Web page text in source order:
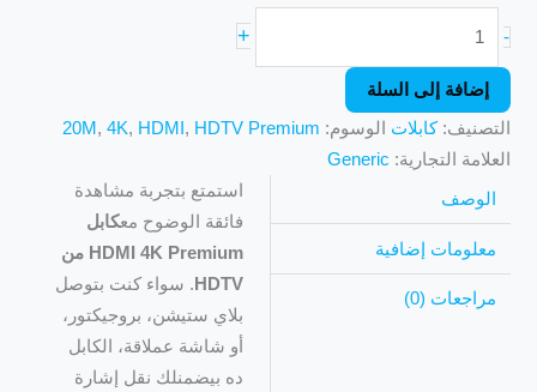
-
+
إضافة إلى السلة
التصنيف:كابلات الوسوم: 20M , 4K, HDMI , HDTV Premium
العلامة التجارية: Generic
الوصف
معلومات إضافية
مراجعات (0)
استمتع بتجربة مشاهدة
فائقة الوضوح معكابل
HDMI 4K Premium من
HDTV . سواء كنت بتوصل
بلاي ستيشن، بروجيكتور،
أو شاشة عملاقة، الكابل
ده بيضمنلك نقل إشارة